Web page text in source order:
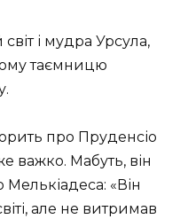
і мудра Урсула,
таємницю
про Пруденсіо
важко. Мабуть, він
«Він
але не витримав